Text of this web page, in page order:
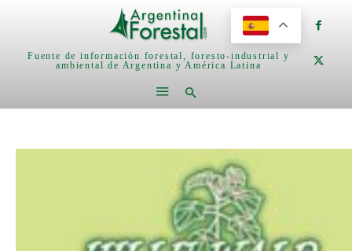
Fuente de información forestal, foresto-industrial y
ambiental de Argentina y América Latina